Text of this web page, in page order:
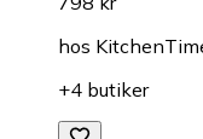
hos
+4 butiker